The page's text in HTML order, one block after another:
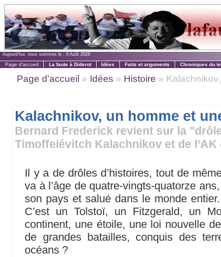
Aujourd'hui, nous sommes le : 6 Août 2026
Page d'accueil La faute à Diderot Idées Faits et arguments Chroniques du
Page d'accueil » Idées » Histoire »
Kalachnikov, un homme et
Bernard Frederick revient sur la
Timoffeiévitch Kalachnikov et de l’AK
Il y a de drôles d’histoires, tout de
va à l’âge de quatre-vingts-quatorze
son pays et salué dans le monde
C’est un Tolstoï, un Fitzgerald, un
continent, une étoile, une loi nouvelle
de grandes batailles, conquis des
océans ?